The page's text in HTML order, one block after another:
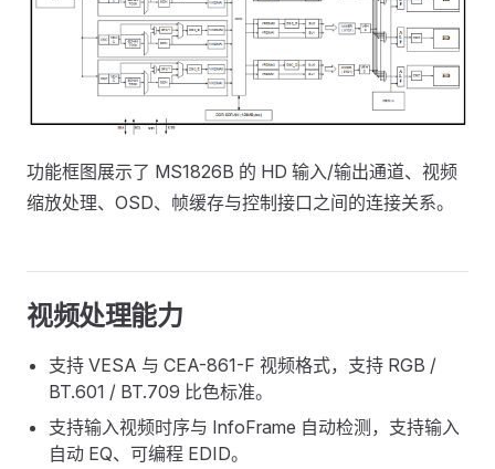
功能框图展示了 MS1826B 的 HD 输入/输出通道、视频
缩放处理、OSD、帧缓存与控制接口之间的连接关系。
视频处理能力
支持 VESA 与 CEA-861-F 视频格式，支持 RGB /
BT.601 / BT.709 比色标准。
支持输入视频时序与 InfoFrame 自动检测，支持输入
自动 EQ、可编程 EDID。